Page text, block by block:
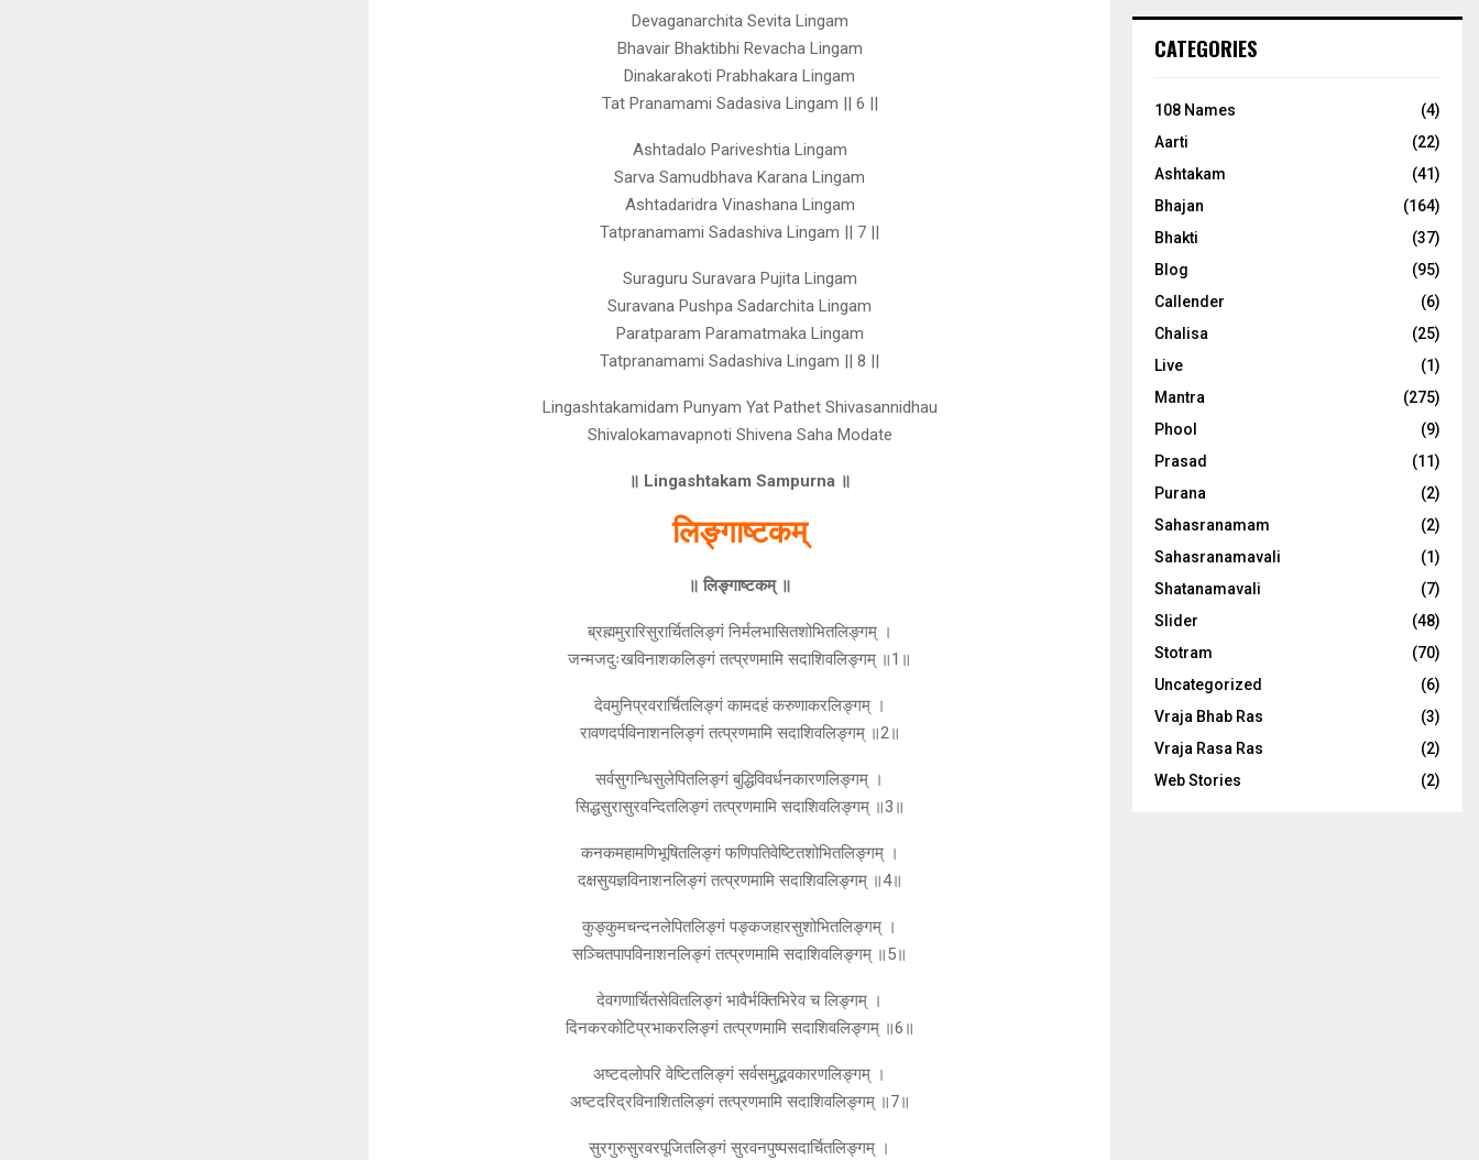
Devaganarchita Sevita Lingam
Bhavair Bhaktibhi Revacha Lingam
Dinakarakoti Prabhakara Lingam
Tat Pranamami Sadasiva Lingam || 6 ||
Ashtadalo Pariveshtia Lingam
Sarva Samudbhava Karana Lingam
Ashtadaridra Vinashana Lingam
Tatpranamami Sadashiva Lingam || 7 ||
Suraguru Suravara Pujita Lingam
Suravana Pushpa Sadarchita Lingam
Paratparam Paramatmaka Lingam
Tatpranamami Sadashiva Lingam || 8 ||
Lingashtakamidam Punyam Yat Pathet Shivasannidhau
Shivalokamavapnoti Shivena Saha Modate
॥ Lingashtakam Sampurna ॥
लिङ्गाष्टकम्
॥ लिङ्गाष्टकम् ॥
ब्रह्ममुरारिसुरार्चितलिङ्गं निर्मलभासितशोभितलिङ्गम् ।
जन्मजदुःखविनाशकलिङ्गं तत्प्रणमामि सदाशिवलिङ्गम् ॥1॥
देवमुनिप्रवरार्चितलिङ्गं कामदहं करुणाकरलिङ्गम् ।
रावणदर्पविनाशनलिङ्गं तत्प्रणमामि सदाशिवलिङ्गम् ॥2॥
सर्वसुगन्धिसुलेपितलिङ्गं बुद्धिविवर्धनकारणलिङ्गम् ।
सिद्धसुरासुरवन्दितलिङ्गं तत्प्रणमामि सदाशिवलिङ्गम् ॥3॥
कनकमहामणिभूषितलिङ्गं फणिपतिवेष्टितशोभितलिङ्गम् ।
दक्षसुयज्ञविनाशनलिङ्गं तत्प्रणमामि सदाशिवलिङ्गम् ॥4॥
कुङ्कुमचन्दनलेपितलिङ्गं पङ्कजहारसुशोभितलिङ्गम् ।
सञ्चितपापविनाशनलिङ्गं तत्प्रणमामि सदाशिवलिङ्गम् ॥5॥
देवगणार्चितसेवितलिङ्गं भावैर्भक्तिभिरेव च लिङ्गम् ।
दिनकरकोटिप्रभाकरलिङ्गं तत्प्रणमामि सदाशिवलिङ्गम् ॥6॥
अष्टदलोपरि वेष्टितलिङ्गं सर्वसमुद्भवकारणलिङ्गम् ।
अष्टदरिद्रविनाशितलिङ्गं तत्प्रणमामि सदाशिवलिङ्गम् ॥7॥
सुरगुरुसुरवरपूजितलिङ्गं सुरवनपुष्पसदार्चितलिङ्गम् ।
CATEGORIES
108 Names
(4)
Aarti
(22)
Ashtakam
(41)
Bhajan
(164)
Bhakti
(37)
Blog
(95)
Callender
(6)
Chalisa
(25)
Live
(1)
Mantra
(275)
Phool
(9)
Prasad
(11)
Purana
(2)
Sahasranamam
(2)
Sahasranamavali
(1)
Shatanamavali
(7)
Slider
(48)
Stotram
(70)
Uncategorized
(6)
Vraja Bhab Ras
(3)
Vraja Rasa Ras
(2)
Web Stories
(2)